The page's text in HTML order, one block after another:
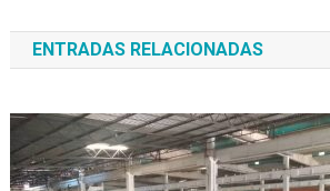
de
entradas
ENTRADAS RELACIONADAS